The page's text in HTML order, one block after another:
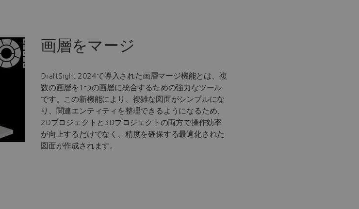
画層をマージ
DraftSight 2024で導入された画層マージ機能とは、複
数の画層を1つの画層に統合するための強力なツール
です。この新機能により、複雑な図面がシンプルにな
り、関連エンティティを整理できるようになるため、
2Dプロジェクトと3Dプロジェクトの両方で操作効率
が向上するだけでなく、精度を確保する最適化された
図面が作成されます。